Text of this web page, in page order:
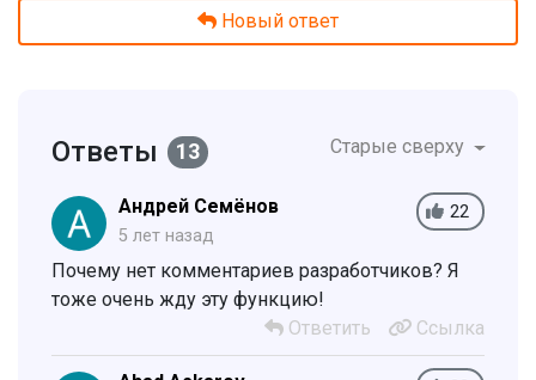
Новый ответ
Ответы 13 Старые сверху
22
Андрей Семёнов
5 лет назад
Почему нет комментариев разработчиков? Я
тоже очень жду эту функцию!
Ответить
Ссылка